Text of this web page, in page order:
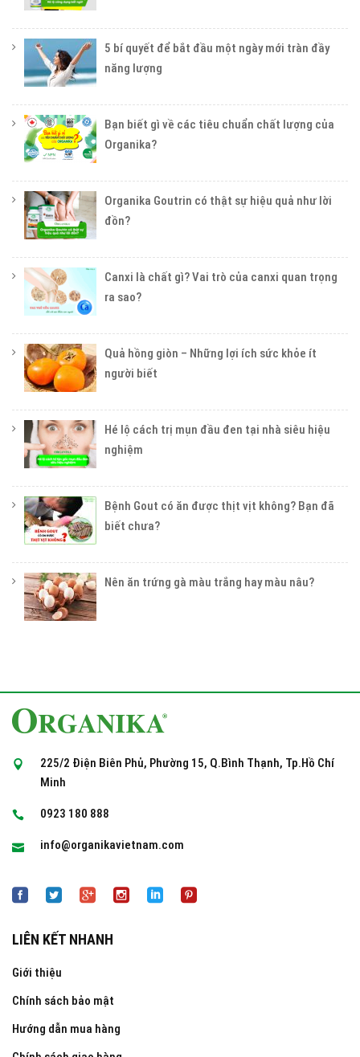
5 bí quyết để bắt đầu một ngày mới tràn đầy
năng lượng
Bạn biết gì về các tiêu chuẩn chất lượng của
Organika?
Organika Goutrin có thật sự hiệu quả như lời
đồn?
Canxi là chất gì? Vai trò của canxi quan trọng
ra sao?
Quả hồng giòn – Những lợi ích sức khỏe ít
người biết
Hé lộ cách trị mụn đầu đen tại nhà siêu hiệu
nghiệm
Bệnh Gout có ăn được thịt vịt không? Bạn đã
biết chưa?
Nên ăn trứng gà màu trắng hay màu nâu?
225/2 Điện Biên Phủ, Phường 15, Q.Bình Thạnh, Tp.Hồ Chí
Minh
0923 180 888
info@organikavietnam.com
LIÊN KẾT NHANH
Giới thiệu
Chính sách bảo mật
Hướng dẫn mua hàng